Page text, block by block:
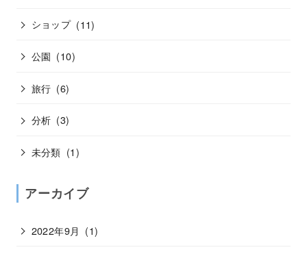
ショップ (11)
公園 (10)
旅行 (6)
分析 (3)
未分類 (1)
アーカイブ
2022年9月 (1)